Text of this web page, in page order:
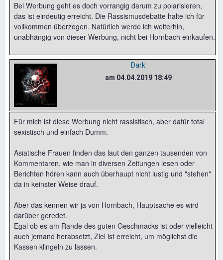
Bei Werbung geht es doch vorrangig darum zu polarisieren,
das ist eindeutig erreicht. Die Rassismusdebatte halte ich für
vollkommen überzogen. Natürlich werde ich weiterhin,
unabhängig von dieser Werbung, nicht bei Hornbach einkaufen.
Dark
am 04.04.2019 18:49
Für mich ist diese Werbung nicht rassistisch, aber dafür total
sexistisch und einfach Dumm.
Asiatische Frauen finden das laut den ganzen tausenden von
Kommentaren, wie man in diversen Zeitungen lesen oder
Berichten hören kann auch überhaupt nicht lustig und "stehen"
da in keinster Weise drauf.
Aber das kennen wir ja von Hornbach, Hauptsache es wird
darüber geredet.
Egal ob es am Rande des guten Geschmacks ist oder vielleicht
auch jemand herabsetzt, Ziel ist erreicht, um möglichst die
Kassen klingeln zu lassen.